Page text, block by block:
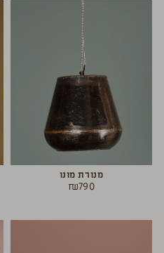
מנורת מונו
₪790